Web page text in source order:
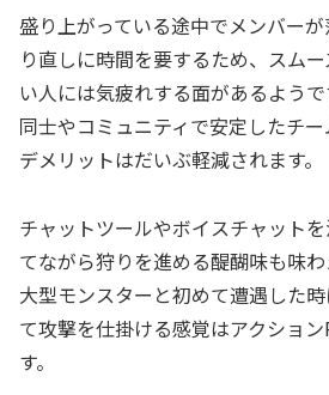
盛り上がっている途中でメンバー
り直しに時間を要するため、スム
い人には気疲れする面があるよう
同士やコミュニティで安定したチ
デメリットはだいぶ軽減されます。
チャットツールやボイスチャット
てながら狩りを進める醍醐味も味
大型モンスターと初めて遭遇した
て攻撃を仕掛ける感覚はアクショ
す。